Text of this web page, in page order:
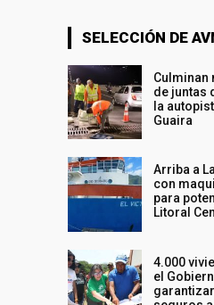
SELECCIÓN DE
Culminan
de juntas
la
Guaira
Arriba a
con
para
Litoral
4.000
el